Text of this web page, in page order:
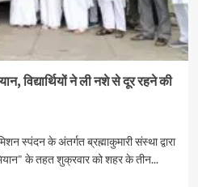
विद्यार्थियों ने ली नशे से दूर रहने की
स्पंदन के अंतर्गत ब्रह्माकुमारी संस्था द्वारा
के तहत शुक्रवार को शहर के तीन...